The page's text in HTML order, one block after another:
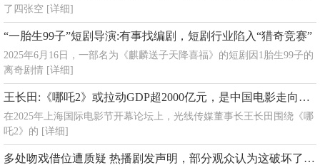
了四张空 [详细]
“一胎生99子”短剧导演:有事找编剧，短剧行业陷入“猎奇竞赛”
2025年6月16日，一部名为《麒麟送子天降喜福》的短剧因1胎生99子的
离奇剧情 [详细]
王长田:《哪吒2》或拉动GDP超2000亿元，是中国电影走向世界的一个信号
在2025年上海国际电影节开幕论坛上，光线传媒董事长王长田围绕《哪
吒2》的 [详细]
多处吻戏借位遭质疑 热播剧发声明，部分观众认为这破坏了剧情的沉浸感